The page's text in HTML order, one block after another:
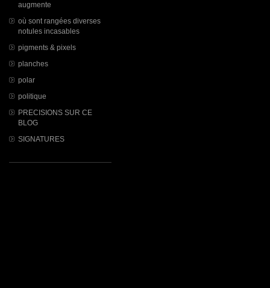
augmente
où sont rangées diverses
notules incasables
pigments & pixels
planches
polar
politique
PRECISIONS SUR CE
BLOG
SIGNATURES